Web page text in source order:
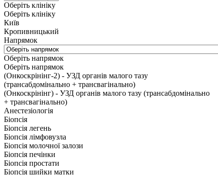
Оберіть клініку
Оберіть клініку
Київ
Кропивницький
Напрямок
Оберіть напрямок
Оберіть напрямок
(Онкоскрінінг-2) - УЗД органів малого тазу
(трансабдомінально + трансвагінально)
(Онкоскрінінг) - УЗД органів малого тазу (трансабдомінально
+ трансвагінально)
Анестезіологія
Біопсія
Біопсія легень
Біопсія лімфовузла
Біопсія молочної залози
Біопсія печінки
Біопсія простати
Біопсія шийки матки